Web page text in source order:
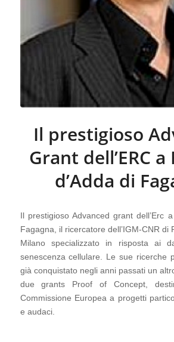
Il prestigioso
Grant dell’ERC
d’Adda di
Il prestigioso Advanced grant dell’Erc
Fagagna, il ricercatore dell’IGM-CNR di
Milano specializzato in risposta ai
senescenza cellulare. Le sue ricerche
già conquistato negli anni passati un
due grants Proof of Concept,
Commissione Europea a progetti
e audaci.